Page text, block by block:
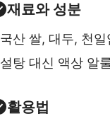
재료와 성분
국산 쌀, 대두, 천일
설탕 대신 액상 알
활용법